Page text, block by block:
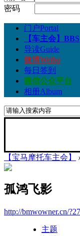
密码
门户Portal
【车主会】 BBS
导读Guide
微博Weibo
每日签到
微信公众平台
相册Album
【宝马摩托车主会】 ›
孤鸿飞影
http://bmwowner.cn/
主题